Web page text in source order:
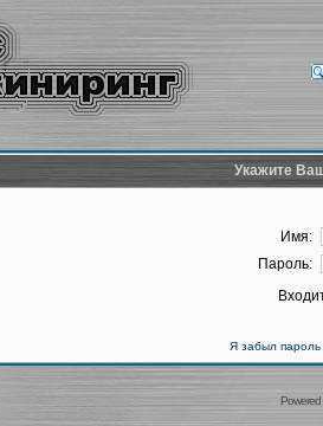
Укажите
Имя:
Пароль:
Я забыл пароль